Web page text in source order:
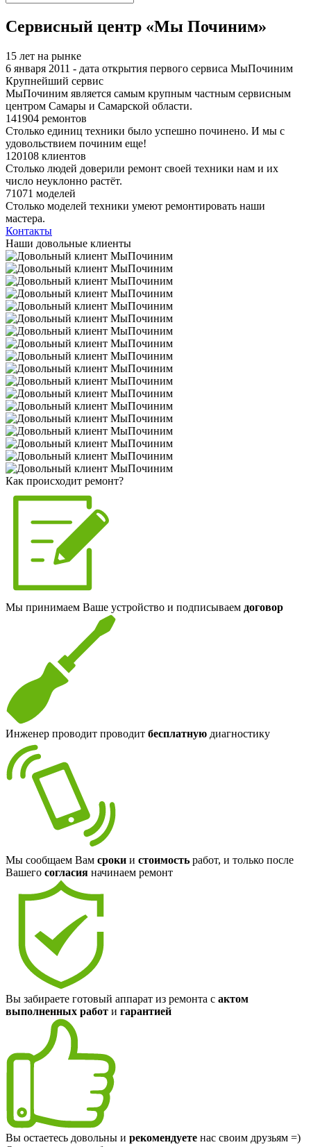
Сервисный центр «Мы Починим»
15 лет на рынке
6 января 2011 - дата открытия первого сервиса МыПочиним
Крупнейший сервис
МыПочиним является самым крупным частным сервисным
центром Самары и Самарской области.
141904 ремонтов
Столько единиц техники было успешно починено. И мы с
удовольствием починим еще!
120108 клиентов
Столько людей доверили ремонт своей техники нам и их
число неуклонно растёт.
71071 моделей
Столько моделей техники умеют ремонтировать наши
мастера.
Контакты
Наши довольные клиенты
Как происходит ремонт?
Мы принимаем Ваше устройство и подписываем договор
Инженер проводит проводит бесплатную диагностику
Мы сообщаем Вам сроки и стоимость работ, и только после
Вашего согласия начинаем ремонт
Вы забираете готовый аппарат из ремонта с актом
выполненных работ и гарантией
Вы остаетесь довольны и рекомендуете нас своим друзьям =)